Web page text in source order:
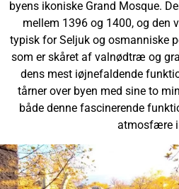
byens ikoniske Grand Mosque.
mellem 1396 og 1400, og den
typisk for Seljuk og osmanniske
som er skåret af valnødtræ og
dens mest iøjnefaldende
tårner over byen med sine to
både denne fascinerende
atmosfære